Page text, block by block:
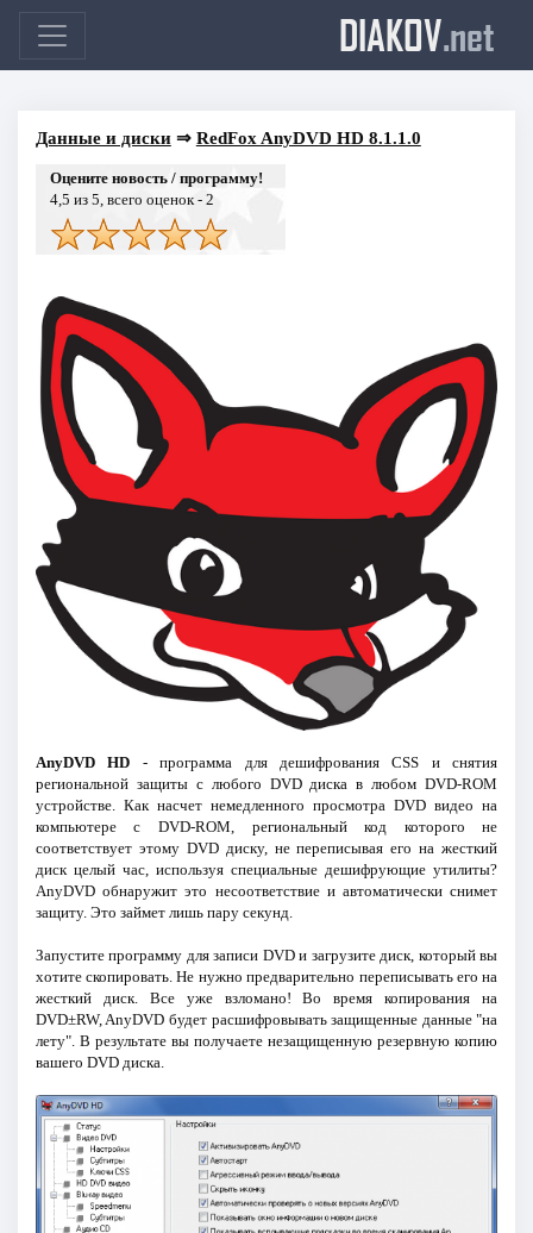
DIAKOV.net
Данные и диски⇒ RedFox AnyDVD HD 8.1.1.0
Оцените новость / программу!
4,5 из 5, всего оценок - 2
AnyDVD HD - программа для дешифрования CSS и снятия
региональной защиты с любого DVD диска в любом DVD-ROM
устройстве. Как насчет немедленного просмотра DVD видео на
компьютере c DVD-ROM, региональный код которого не
соответствует этому DVD диску, не переписывая его на жесткий
диск целый час, используя специальные дешифрующие утилиты?
AnyDVD обнаружит это несоответствие и автоматически снимет
защиту. Это займет лишь пару секунд.
Запустите программу для записи DVD и загрузите диск, который вы
хотите скопировать. Не нужно предварительно переписывать его на
жесткий диск. Все уже взломано! Во время копирования на
DVD±RW, AnyDVD будет расшифровывать защищенные данные "на
лету". В результате вы получаете незащищенную резервную копию
вашего DVD диска.